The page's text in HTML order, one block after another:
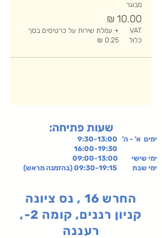
מבוגר
VAT
כלול
+ עמלת שירות על כרטיסים בסך
‏0.25 ‏₪
:שעות פתיחה
ימים א' - ה' 9:30-13:00
ימי שישי 09:00-13:00
ימי שבת 09:30-19:15 (בהזמנה מראש)
החרש 16 , נס ציונה
קניון רננים, קומה 2-,
רעננה